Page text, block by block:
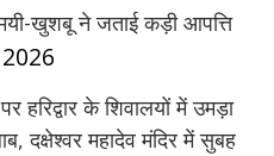
खुशबू ने जताई कड़ी आपत्ति
हरिद्वार के शिवालयों में उमड़ा
दक्षेश्वर महादेव मंदिर में सुबह